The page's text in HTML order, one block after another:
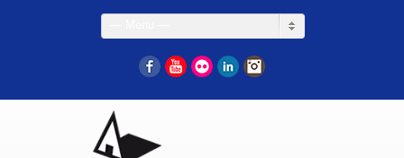
FacebookYouTube
Flickr LinkedIn